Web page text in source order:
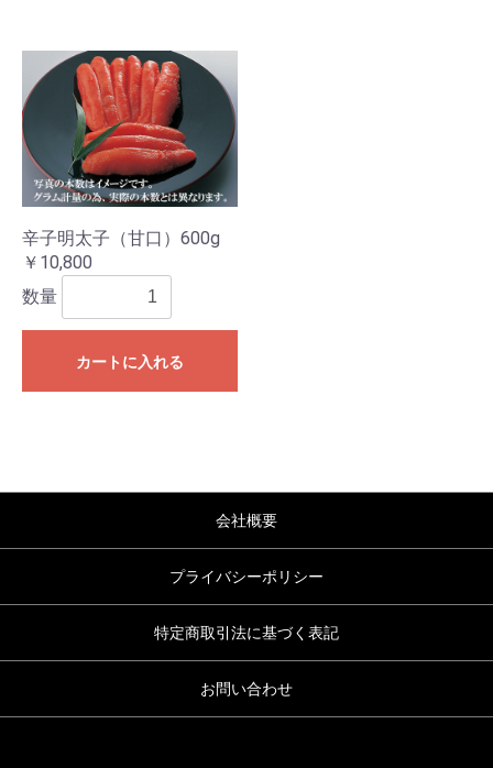
辛子明太子（甘口）600g
￥10,800
数量
カートに入れる
会社概要
プライバシーポリシー
特定商取引法に基づく表記
お問い合わせ